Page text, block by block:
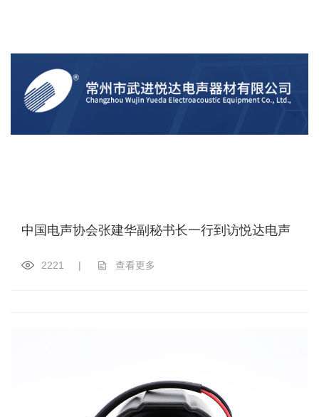
中国电声协会张建华副秘书长一行到访悦达电声
2221 | 查看更多